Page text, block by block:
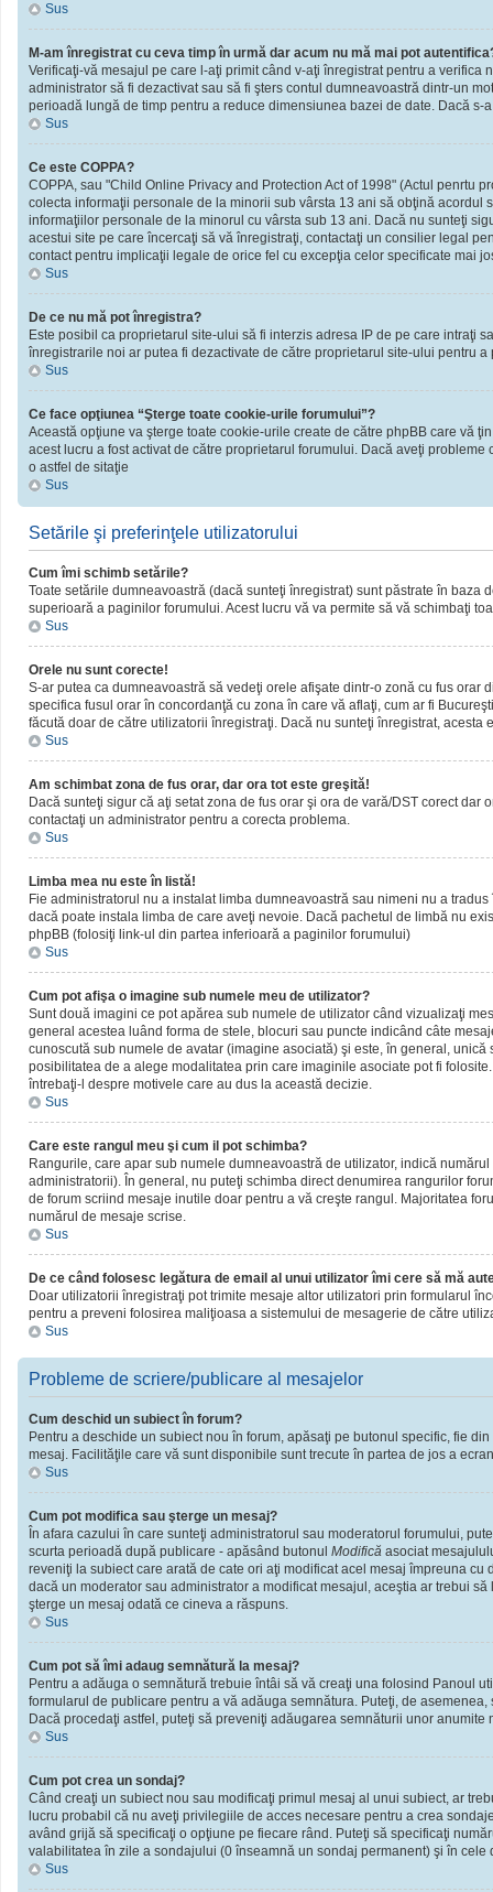
Sus
M-am înregistrat cu ceva timp în urmă dar acum nu mă mai pot
Verificaţi-vă mesajul pe care l-aţi primit când v-aţi înregistrat pentru a
administrator să fi dezactivat sau să fi şters contul dumneavoastră dintr-un
perioadă lungă de timp pentru a reduce dimensiunea bazei de date. Dacă
Sus
Ce este COPPA?
COPPA, sau "Child Online Privacy and Protection Act of 1998" (Actul penrtu
colecta informaţii personale de la minorii sub vârsta 13 ani să obţină
informaţiilor personale de la minorul cu vârsta sub 13 ani. Dacă nu sunteţi
acestui site pe care încercaţi să vă înregistraţi, contactaţi un consilier legal
contact pentru implicaţii legale de orice fel cu excepţia celor specificate mai
Sus
De ce nu mă pot înregistra?
Este posibil ca proprietarul site-ului să fi interzis adresa IP de pe care intraţi
înregistrarile noi ar putea fi dezactivate de către proprietarul site-ului pentru
Sus
Ce face opţiunea “Şterge toate cookie-urile forumului”?
Această opţiune va şterge toate cookie-urile create de către phpBB care vă
acest lucru a fost activat de către proprietarul forumului. Dacă aveţi
o astfel de sitaţie
Sus
Setările şi preferinţele utilizatorului
Cum îmi schimb setările?
Toate setările dumneavoastră (dacă sunteţi înregistrat) sunt păstrate în
superioară a paginilor forumului. Acest lucru vă va permite să vă schimbaţi
Sus
Orele nu sunt corecte!
S-ar putea ca dumneavoastră să vedeţi orele afişate dintr-o zonă cu fus
specifica fusul orar în concordanţă cu zona în care vă aflaţi, cum ar fi
făcută doar de către utilizatorii înregistraţi. Dacă nu sunteţi înregistrat, acesta
Sus
Am schimbat zona de fus orar, dar ora tot este greşită!
Dacă sunteţi sigur că aţi setat zona de fus orar şi ora de vară/DST corect
contactaţi un administrator pentru a corecta problema.
Sus
Limba mea nu este în listă!
Fie administratorul nu a instalat limba dumneavoastră sau nimeni nu a
dacă poate instala limba de care aveţi nevoie. Dacă pachetul de limbă nu
phpBB (folosiţi link-ul din partea inferioară a paginilor forumului)
Sus
Cum pot afişa o imagine sub numele meu de utilizator?
Sunt două imagini ce pot apărea sub numele de utilizator când vizualizaţi
general acestea luând forma de stele, blocuri sau puncte indicând câte
cunoscută sub numele de avatar (imagine asociată) şi este, în general,
posibilitatea de a alege modalitatea prin care imaginile asociate pot fi
întrebaţi-l despre motivele care au dus la această decizie.
Sus
Care este rangul meu şi cum il pot schimba?
Rangurile, care apar sub numele dumneavoastră de utilizator, indică
administratorii). În general, nu puteţi schimba direct denumirea rangurilor
de forum scriind mesaje inutile doar pentru a vă creşte rangul. Majoritatea
numărul de mesaje scrise.
Sus
De ce când folosesc legătura de email al unui utilizator îmi cere să mă
Doar utilizatorii înregistraţi pot trimite mesaje altor utilizatori prin formularul
pentru a preveni folosirea maliţioasa a sistemului de mesagerie de către
Sus
Probleme de scriere/publicare al mesajelor
Cum deschid un subiect în forum?
Pentru a deschide un subiect nou în forum, apăsaţi pe butonul specific, fie
mesaj. Facilităţile care vă sunt disponibile sunt trecute în partea de jos a
Sus
Cum pot modifica sau şterge un mesaj?
În afara cazului în care sunteţi administratorul sau moderatorul forumului,
scurta perioadă după publicare - apăsând butonul Modifică asociat
reveniţi la subiect care arată de cate ori aţi modificat acel mesaj împreuna
dacă un moderator sau administrator a modificat mesajul, aceştia ar trebui
şterge un mesaj odată ce cineva a răspuns.
Sus
Cum pot să îmi adaug semnătură la mesaj?
Pentru a adăuga o semnătură trebuie întâi să vă creaţi una folosind Panoul
formularul de publicare pentru a vă adăuga semnătura. Puteţi, de
Dacă procedaţi astfel, puteţi să preveniţi adăugarea semnăturii unor
Sus
Cum pot crea un sondaj?
Când creaţi un subiect nou sau modificaţi primul mesaj al unui subiect, ar
lucru probabil că nu aveţi privilegiile de acces necesare pentru a crea
având grijă să specificaţi o opţiune pe fiecare rând. Puteţi să specificaţi
valabilitatea în zile a sondajului (0 înseamnă un sondaj permanent) şi în
Sus